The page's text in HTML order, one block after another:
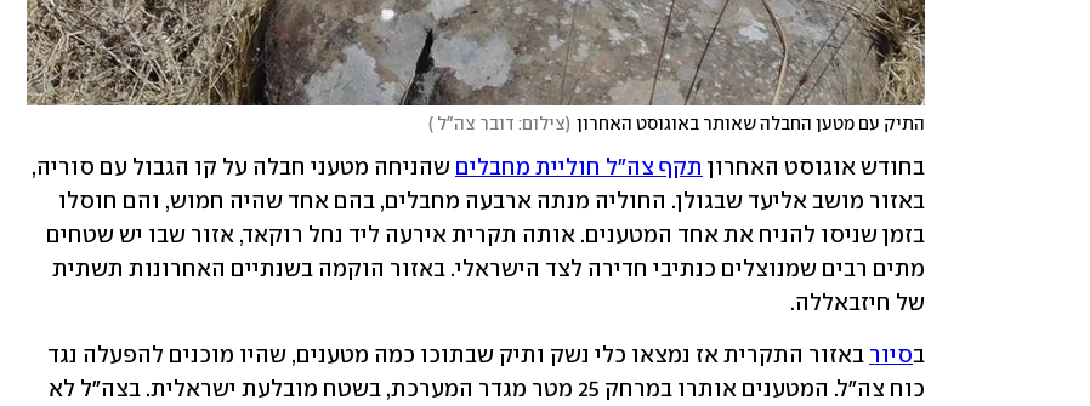
התיק עם מטען החבלה שאותר באוגוסט האחרון (צילום: דובר צה"ל )
בחודש אוגוסט האחרון תקף צה"ל חוליית מחבלים
של חיזבאללה.
בסיור